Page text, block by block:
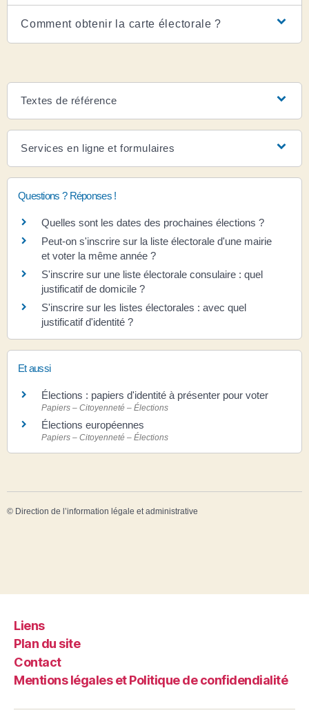
Comment obtenir la carte électorale ?
Textes de référence
Services en ligne et formulaires
Questions ? Réponses !
Quelles sont les dates des prochaines élections ?
Peut-on s'inscrire sur la liste électorale d'une mairie
et voter la même année ?
S'inscrire sur une liste électorale consulaire : quel
justificatif de domicile ?
S'inscrire sur les listes électorales : avec quel
justificatif d'identité ?
Et aussi
Élections : papiers d'identité à présenter pour voter
Papiers – Citoyenneté – Élections
Élections européennes
Papiers – Citoyenneté – Élections
© Direction de l’information légale et administrative
Liens
Plan du site
Contact
Mentions légales et Politique de confidendialité